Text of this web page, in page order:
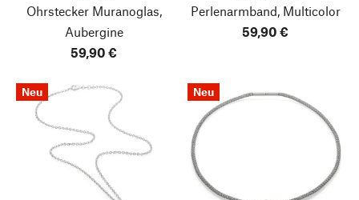
Ohrstecker Muranoglas,
Aubergine
59,90 €
Perlenarmband, Multicolor
59,90 €
Neu Neu